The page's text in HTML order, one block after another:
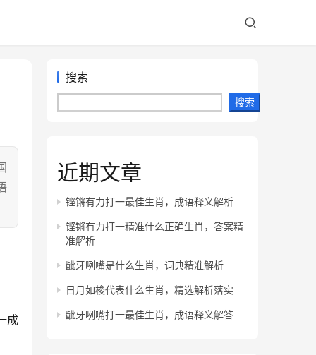
成
搜索
搜索
近期文章
铿锵有力打一最佳生肖，成语释义解析
铿锵有力打一精准什么正确生肖，答案精
准解析
龇牙咧嘴是什么生肖，词典精准解析
日月如梭代表什么生肖，精选解析落实
龇牙咧嘴打一最佳生肖，成语释义解答